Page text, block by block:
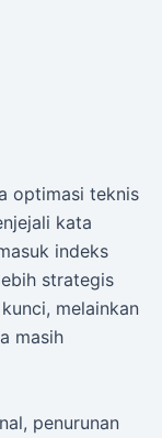
optimasi teknis
kata
indeks
strategis
melainkan
masih
penurunan